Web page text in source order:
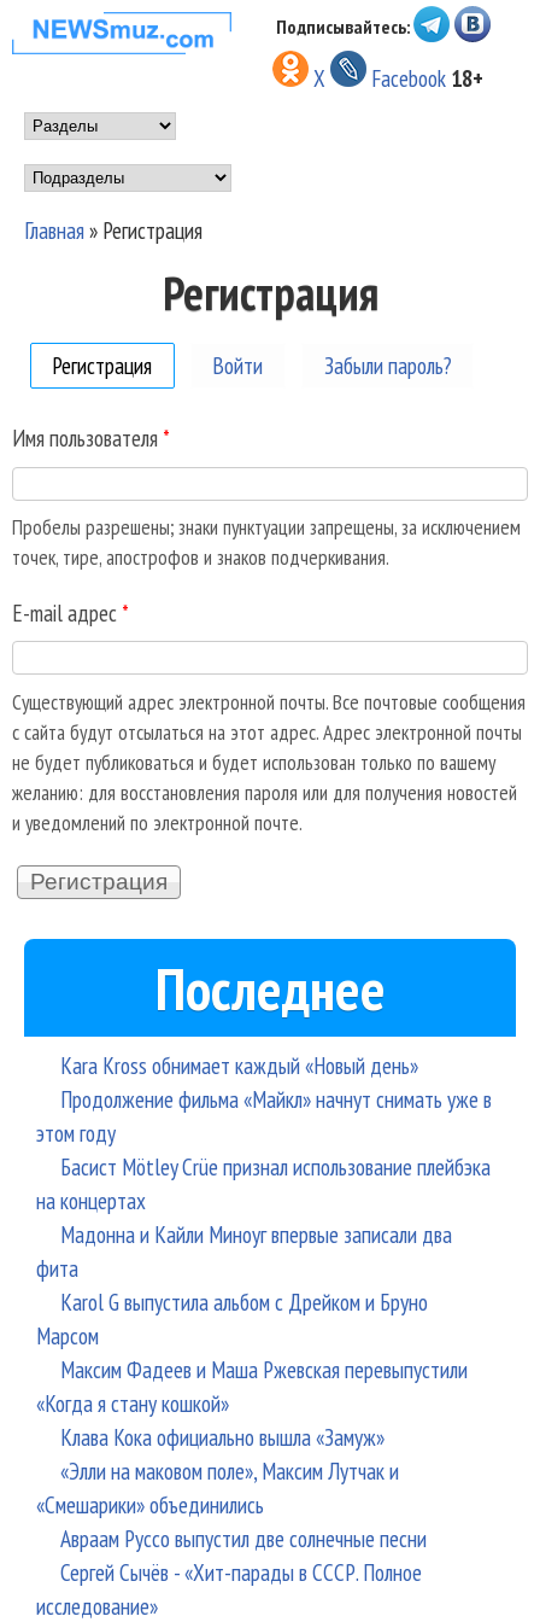
Перейти к основному
содержанию
НОВОСТИ
МУЗЫКИ И
ШОУ БИЗНЕСА
NEWSMUZ.COM
Подписывайтесь:
X Facebook 18+
Main menu
Подразделы
Главная» Регистрация
Регистрация
Регистрация (активная вкладка)
Войти Забыли пароль?
Имя пользователя *
Пробелы разрешены; знаки пунктуации запрещены, за исключением
точек, тире, апострофов и знаков подчеркивания.
E-mail адрес *
Существующий адрес электронной почты. Все почтовые сообщения
с сайта будут отсылаться на этот адрес. Адрес электронной почты
не будет публиковаться и будет использован только по вашему
желанию: для восстановления пароля или для получения новостей
и уведомлений по электронной почте.
Последнее
Kara Kross обнимает каждый «Новый день»
Продолжение фильма «Майкл» начнут снимать уже в
этом году
Басист Mötley Crüe признал использование плейбэка
на концертах
Мадонна и Кайли Миноуг впервые записали два
фита
Karol G выпустила альбом с Дрейком и Бруно
Марсом
Максим Фадеев и Маша Ржевская перевыпустили
«Когда я стану кошкой»
Клава Кока официально вышла «Замуж»
«Элли на маковом поле», Максим Лутчак и
«Смешарики» объединились
Авраам Руссо выпустил две солнечные песни
Сергей Сычёв - «Хит-парады в СССР. Полное
исследование»